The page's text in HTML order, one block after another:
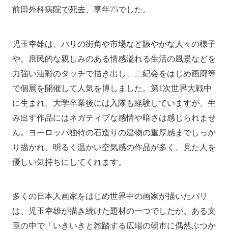
前田外科病院で死去、享年75でした。
児玉幸雄は、パリの街角や市場など賑やかな人々の様子
や、庶民的な親しみのある情感溢れる生活の風景などを
力強い油彩のタッチで描き出し、二紀会をはじめ画廊等
で個展を開催して人気を博しました。第1次世界大戦中
に生まれ、大学卒業後には入隊も経験していますが、生
み出す作品にはネガティブな感情や暗さは感じられませ
ん。ヨーロッパ独特の石造りの建物の重厚感までしっか
り描かれ、明るく温かい空気感の作品が多く、見た人を
優しい気持ちにしてくれます。
多くの日本人画家をはじめ世界中の画家が描いたパリ
は、児玉幸雄が描き続けた題材の一つでしたが、ある文
章の中で「いきいきと雑踏する広場の朝市に偶然ぶつか